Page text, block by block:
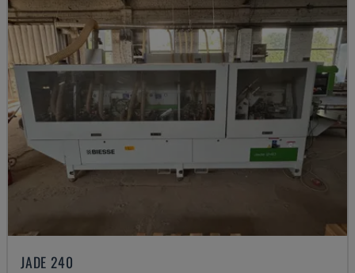
JADE 240